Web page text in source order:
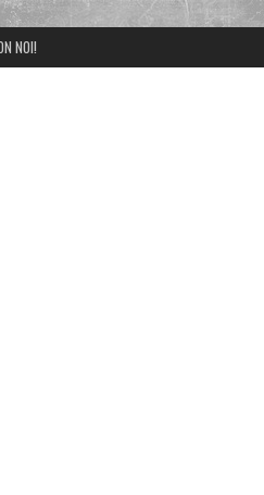
NOI!